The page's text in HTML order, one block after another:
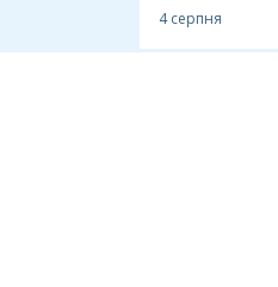
4 серпня